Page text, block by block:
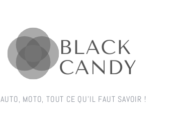
AUTO, MOTO, TOUT CE QU'IL FAUT SAVOIR !